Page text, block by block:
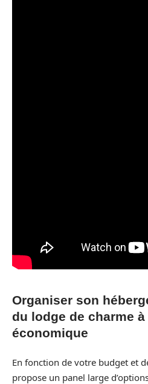
Organiser son
du lodge de charme à
économique
En fonction de votre budget et
propose un panel large